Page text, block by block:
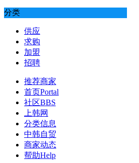
分类
供应
求购
加盟
招聘
推荐商家
首页Portal
社区BBS
上韩网
分类信息
中韩自贸
商家动态
帮助Help